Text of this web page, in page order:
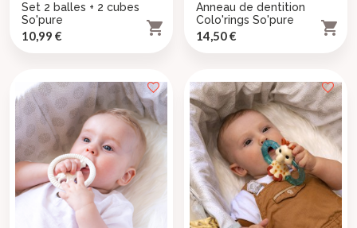
Ajouter à ma liste d'envies ×
((title)) ×
((label))
((modalTitle)) ×
((confirmMessage))
Connexion ×
Vous devez être connecté pour ajouter des produits à
votre liste d'envies.
Set 2 balles + 2 cubes
So'pure
Prix
10,99 € 
Anneau de dentition
Colo'rings So'pure
Prix
14,50 € 